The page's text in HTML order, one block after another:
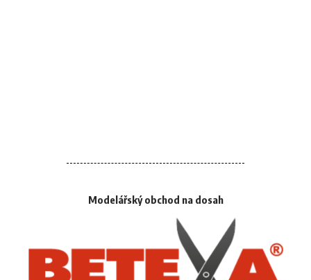
Modelářský obchod na dosah